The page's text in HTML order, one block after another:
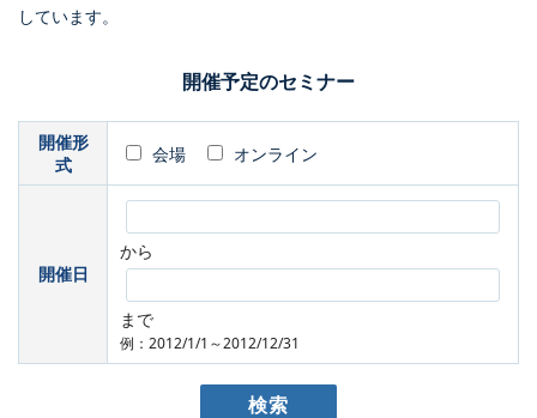
しています。
開催予定のセミナー
開催形
式
会場 オンライン
開催日
から
まで
例：2012/1/1～2012/12/31